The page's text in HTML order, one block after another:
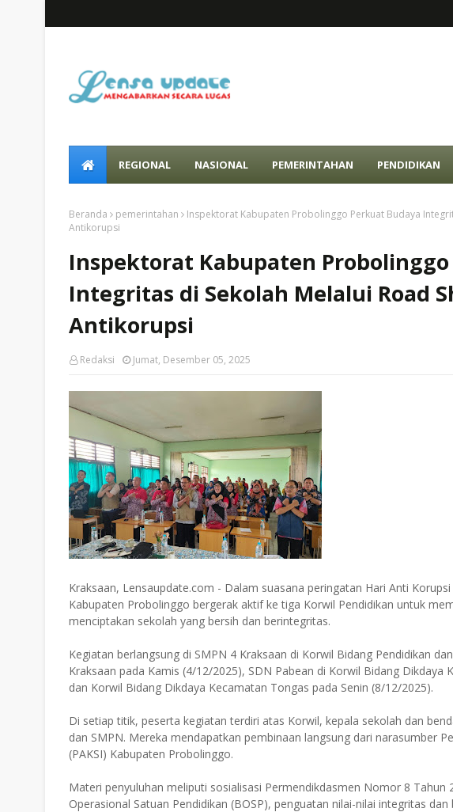
REGIONAL NASIONAL PEMERINTAHAN PENDIDIKAN
Beranda pemerintahan
Inspektorat Kabupaten Probolinggo Perkuat Budaya
Antikorupsi
Inspektorat Kabupaten
Integritas di Sekolah Melalui Road
Antikorupsi
Redaksi Jumat, Desember 05, 2025
Kraksaan, Lensaupdate.com - Dalam suasana peringatan Hari Anti
Kabupaten Probolinggo bergerak aktif ke tiga Korwil Pendidikan untuk
menciptakan sekolah yang bersih dan berintegritas.
Kegiatan berlangsung di SMPN 4 Kraksaan di Korwil Bidang Pendidikan
Kraksaan pada Kamis (4/12/2025), SDN Pabean di Korwil Bidang Dikdaya
dan Korwil Bidang Dikdaya Kecamatan Tongas pada Senin (8/12/2025).
Di setiap titik, peserta kegiatan terdiri atas Korwil, kepala sekolah dan
dan SMPN. Mereka mendapatkan pembinaan langsung dari narasumber
(PAKSI) Kabupaten Probolinggo.
Materi penyuluhan meliputi sosialisasi Permendikdasmen Nomor 8
Operasional Satuan Pendidikan (BOSP), penguatan nilai-nilai integritas